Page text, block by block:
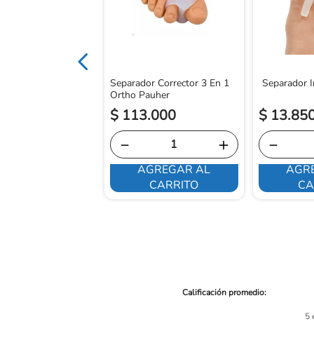
Separador Corrector 3 En 1
Ortho Pauher
$ 113.000
＋
－
AGREGAR AL
CARRITO
Separador
$ 13.
－
5